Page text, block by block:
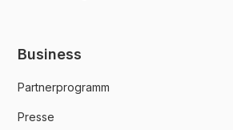
Business
Partnerprogramm
Presse